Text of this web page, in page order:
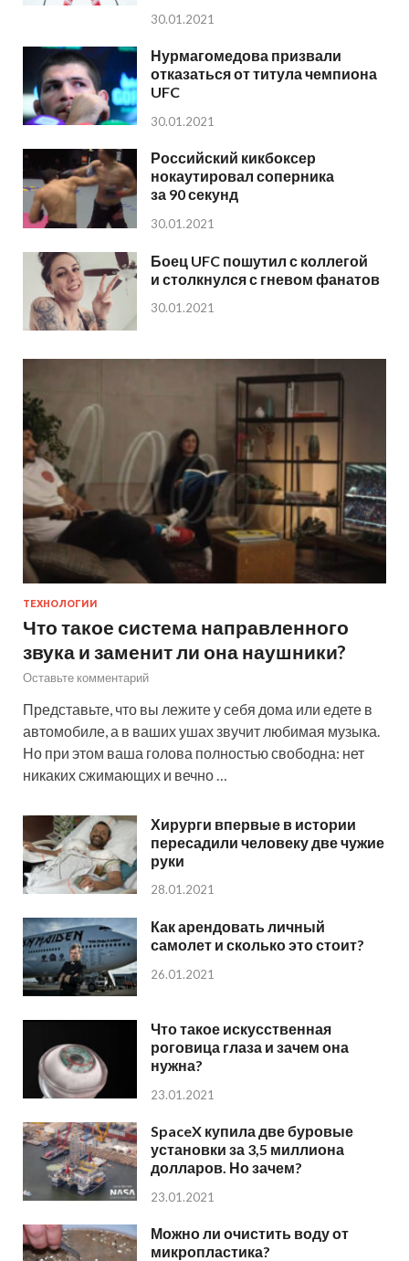
30.01.2021
Нурмагомедова призвали
отказаться от титула чемпиона
UFC
30.01.2021
Российский кикбоксер
нокаутировал соперника
за 90 секунд
30.01.2021
Боец UFC пошутил с коллегой
и столкнулся с гневом фанатов
30.01.2021
ТЕХНОЛОГИИ
Что такое система направленного
звука и заменит ли она наушники?
Оставьте комментарий
Представьте, что вы лежите у себя дома или едете в
автомобиле, а в ваших ушах звучит любимая музыка.
Но при этом ваша голова полностью свободна: нет
никаких сжимающих и вечно …
Хирурги впервые в истории
пересадили человеку две чужие
руки
28.01.2021
Как арендовать личный
самолет и сколько это стоит?
26.01.2021
Что такое искусственная
роговица глаза и зачем она
нужна?
23.01.2021
SpaceX купила две буровые
установки за 3,5 миллиона
долларов. Но зачем?
23.01.2021
Можно ли очистить воду от
микропластика?